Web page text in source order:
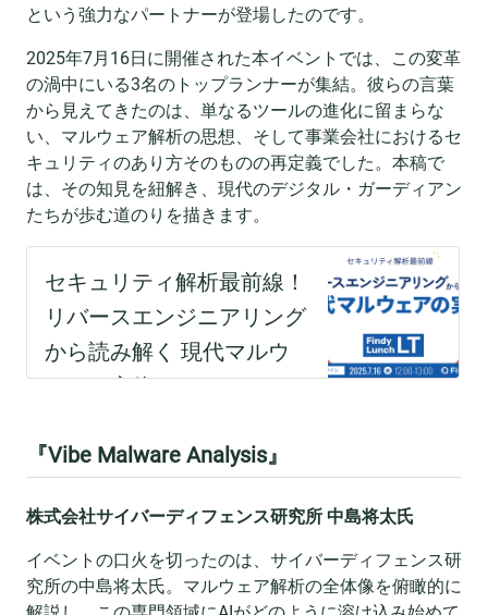
という強力なパートナーが登場したのです。
2025年7月16日に開催された本イベントでは、この変革
の渦中にいる3名のトップランナーが集結。彼らの言葉
から見えてきたのは、単なるツールの進化に留まらな
い、マルウェア解析の思想、そして事業会社におけるセ
キュリティのあり方そのものの再定義でした。本稿で
は、その知見を紐解き、現代のデジタル・ガーディアン
たちが歩む道のりを描きます。
『Vibe Malware Analysis』
株式会社サイバーディフェンス研究所 中島将太氏
イベントの口火を切ったのは、サイバーディフェンス研
究所の中島将太氏。マルウェア解析の全体像を俯瞰的に